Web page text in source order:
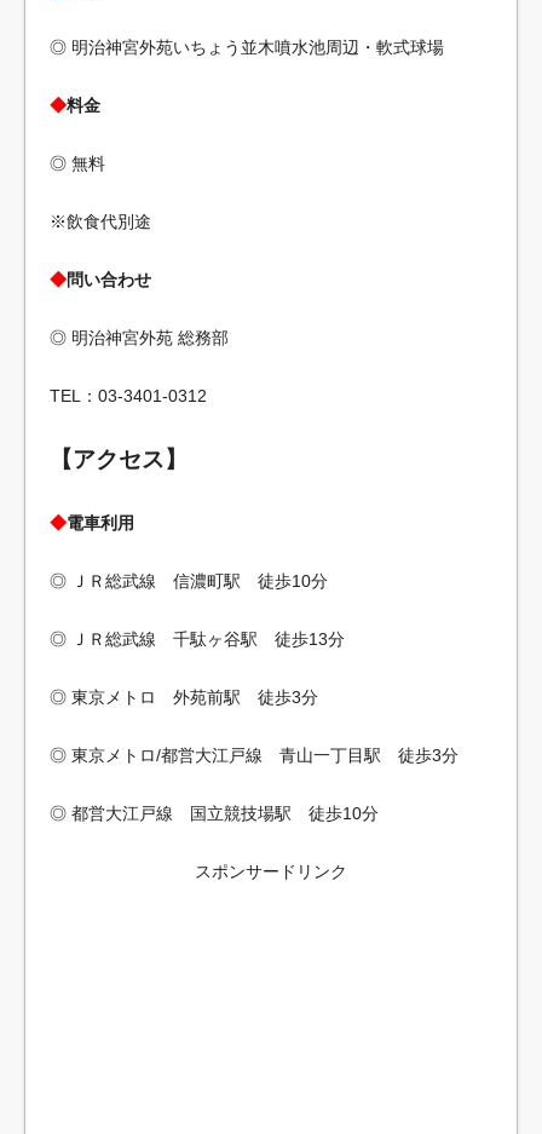
◎ 明治神宮外苑いちょう並木噴水池周辺・軟式球場
◆料金
◎ 無料
※飲食代別途
◆問い合わせ
◎ 明治神宮外苑 総務部
TEL：03-3401-0312
【アクセス】
◆電車利用
◎ ＪＲ総武線 信濃町駅 徒歩10分
◎ ＪＲ総武線 千駄ヶ谷駅 徒歩13分
◎ 東京メトロ 外苑前駅 徒歩3分
◎ 東京メトロ/都営大江戸線 青山一丁目駅 徒歩3分
◎ 都営大江戸線 国立競技場駅 徒歩10分
スポンサードリンク